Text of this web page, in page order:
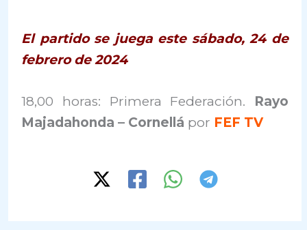
El partido se juega este sábado, 24 de
febrero de 2024
18,00 horas: Primera Federación. Rayo
Majadahonda – Cornellá por FEF TV